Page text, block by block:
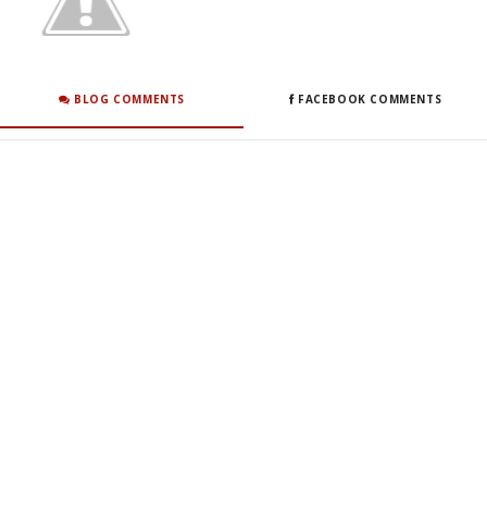
BLOG COMMENTS FACEBOOK COMMENTS